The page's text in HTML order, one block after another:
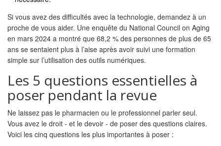
Si vous avez des difficultés avec la technologie, demandez à un
proche de vous aider. Une enquête du National Council on Aging
en mars 2024 a montré que 68,2 % des personnes de plus de 65
ans se sentaient plus à l’aise après avoir suivi une formation
simple sur l’utilisation des outils numériques.
Les 5 questions essentielles à
poser pendant la revue
Ne laissez pas le pharmacien ou le professionnel parler seul.
Vous avez le droit - et le devoir - de poser des questions claires.
Voici les cinq questions les plus importantes à poser :